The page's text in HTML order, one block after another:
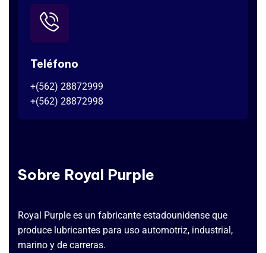
Teléfono
+(562) 28872999
+(562) 28872998
Sobre Royal Purple
Royal Purple es un fabricante estadounidense que
produce lubricantes para uso automotriz, industrial,
marino y de carreras.